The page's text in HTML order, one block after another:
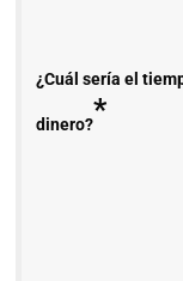
¿Cuál sería el
dinero?*